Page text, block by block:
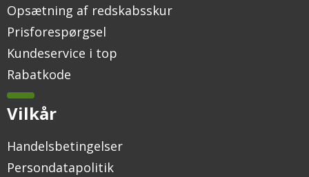
Opsætning af redskabsskur
Prisforespørgsel
Kundeservice i top
Rabatkode
Vilkår
Handelsbetingelser
Persondatapolitik